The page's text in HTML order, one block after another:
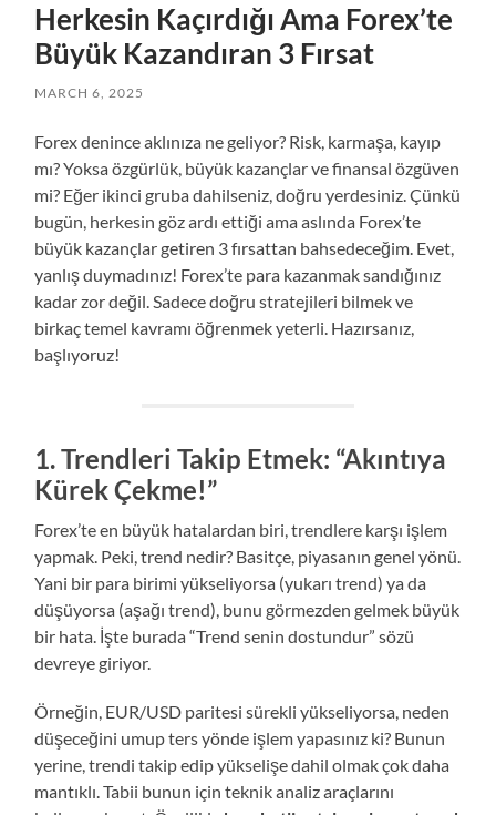
Herkesin Kaçırdığı Ama Forex’te
Büyük Kazandıran 3 Fırsat
MARCH 6, 2025
Forex denince aklınıza ne geliyor? Risk, karmaşa, kayıp
mı? Yoksa özgürlük, büyük kazançlar ve finansal özgüven
mi? Eğer ikinci gruba dahilseniz, doğru yerdesiniz. Çünkü
bugün, herkesin göz ardı ettiği ama aslında Forex’te
büyük kazançlar getiren 3 fırsattan bahsedeceğim. Evet,
yanlış duymadınız! Forex’te para kazanmak sandığınız
kadar zor değil. Sadece doğru stratejileri bilmek ve
birkaç temel kavramı öğrenmek yeterli. Hazırsanız,
başlıyoruz!
1.Trendleri Takip Etmek: “Akıntıya
Kürek Çekme!”
Forex’te en büyük hatalardan biri, trendlere karşı işlem
yapmak. Peki, trend nedir? Basitçe, piyasanın genel yönü.
Yani bir para birimi yükseliyorsa (yukarı trend) ya da
düşüyorsa (aşağı trend), bunu görmezden gelmek büyük
bir hata. İşte burada “Trend senin dostundur” sözü
devreye giriyor.
Örneğin, EUR/USD paritesi sürekli yükseliyorsa, neden
düşeceğini umup ters yönde işlem yapasınız ki? Bunun
yerine, trendi takip edip yükselişe dahil olmak çok daha
mantıklı. Tabii bunun için teknik analiz araçlarını